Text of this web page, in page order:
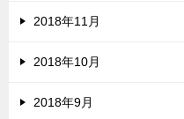
2018年11月
2018年10月
2018年9月